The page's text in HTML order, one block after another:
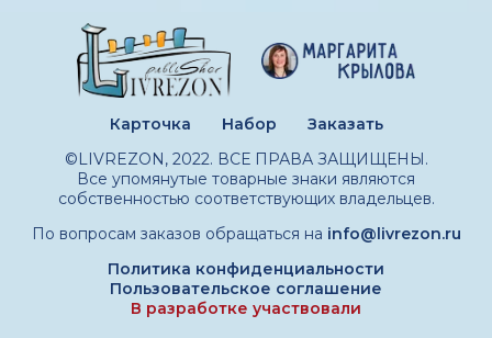
Карточка Набор
Заказать
©LIVREZON, 2022. ВСЕ ПРАВА ЗАЩИЩЕНЫ.
Все упомянутые товарные знаки являются
собственностью соответствующих владельцев.
По вопросам заказов обращаться на info@livrezon.ru
Политика конфиденциальности
Пользовательское соглашение
В разработке участвовали